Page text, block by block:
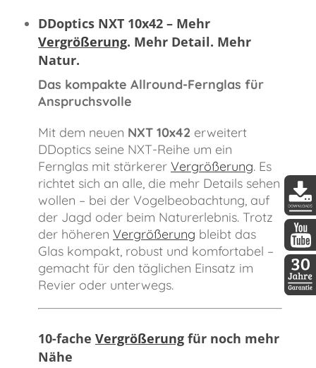
DDoptics NXT 10x42 – Mehr
Vergrößerung. Mehr Detail. Mehr
Natur.
Das kompakte Allround-Fernglas für
Anspruchsvolle
Mit dem neuen NXT 10x42 erweitert
DDoptics seine NXT-Reihe um ein
Fernglas mit stärkerer Vergrößerung. Es
richtet sich an alle, die mehr Details sehen
wollen – bei der Vogelbeobachtung, auf
der Jagd oder beim Naturerlebnis. Trotz
der höheren Vergrößerung bleibt das
Glas kompakt, robust und komfortabel –
gemacht für den täglichen Einsatz im
Revier oder unterwegs.
10-fache Vergrößerung für noch mehr
Nähe